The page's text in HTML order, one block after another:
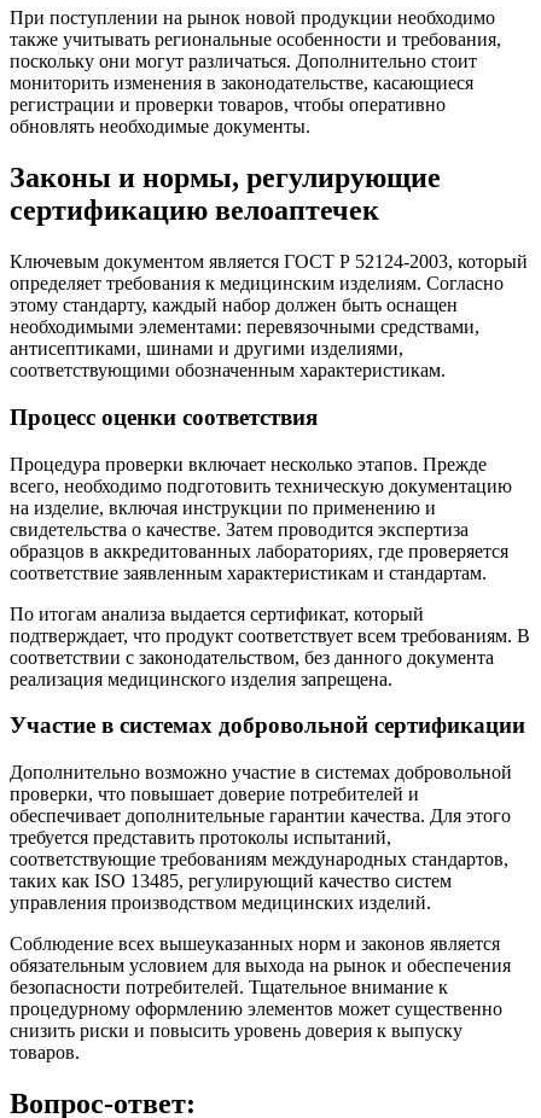
При поступлении на рынок новой продукции необходимо
также учитывать региональные особенности и требования,
поскольку они могут различаться. Дополнительно стоит
мониторить изменения в законодательстве, касающиеся
регистрации и проверки товаров, чтобы оперативно
обновлять необходимые документы.
Законы и нормы, регулирующие
сертификацию велоаптечек
Ключевым документом является ГОСТ Р 52124-2003, который
определяет требования к медицинским изделиям. Согласно
этому стандарту, каждый набор должен быть оснащен
необходимыми элементами: перевязочными средствами,
антисептиками, шинами и другими изделиями,
соответствующими обозначенным характеристикам.
Процесс оценки соответствия
Процедура проверки включает несколько этапов. Прежде
всего, необходимо подготовить техническую документацию
на изделие, включая инструкции по применению и
свидетельства о качестве. Затем проводится экспертиза
образцов в аккредитованных лабораториях, где проверяется
соответствие заявленным характеристикам и стандартам.
По итогам анализа выдается сертификат, который
подтверждает, что продукт соответствует всем требованиям. В
соответствии с законодательством, без данного документа
реализация медицинского изделия запрещена.
Участие в системах добровольной сертификации
Дополнительно возможно участие в системах добровольной
проверки, что повышает доверие потребителей и
обеспечивает дополнительные гарантии качества. Для этого
требуется представить протоколы испытаний,
соответствующие требованиям международных стандартов,
таких как ISO 13485, регулирующий качество систем
управления производством медицинских изделий.
Соблюдение всех вышеуказанных норм и законов является
обязательным условием для выхода на рынок и обеспечения
безопасности потребителей. Тщательное внимание к
процедурному оформлению элементов может существенно
снизить риски и повысить уровень доверия к выпуску
товаров.
Вопрос-ответ: